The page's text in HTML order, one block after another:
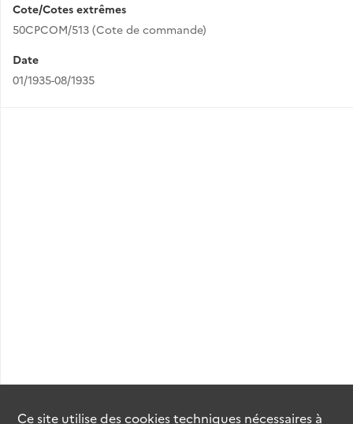
Cote/Cotes extrêmes
50CPCOM/513 (Cote de commande)
Date
01/1935-08/1935
Ce site utilise descookiestechniques nécessaires à